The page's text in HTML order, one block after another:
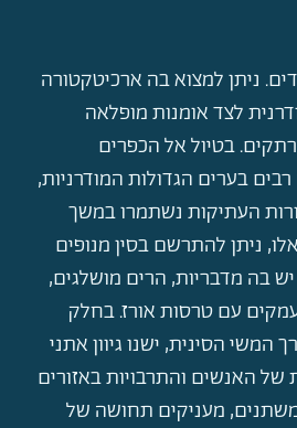
ניתן למצוא בה ארכיטקטורה
לצד אומנות מופלאה
בטיול אל הכפרים
בערים הגדולות המודרניות,
העתיקות נשתמרו במשך
ניתן להתרשם בסין מנופים
בה מדבריות, הרים מושלגים,
עמקים עם טרסות אורז. בחלק
המשי הסינית, ישנו גיוון אתני
של האנשים והתרבויות באזורים
מעניקים תחושה של